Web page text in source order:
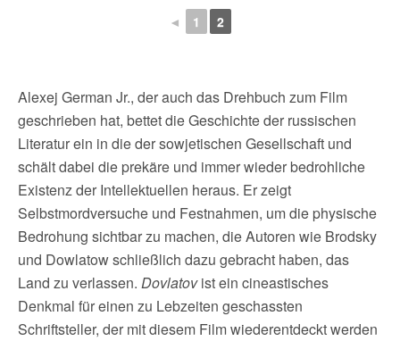
◄ 1 2
Alexej German Jr., der auch das Drehbuch zum Film
geschrieben hat, bettet die Geschichte der russischen
Literatur ein in die der sowjetischen Gesellschaft und
schält dabei die prekäre und immer wieder bedrohliche
Existenz der Intellektuellen heraus. Er zeigt
Selbstmordversuche und Festnahmen, um die physische
Bedrohung sichtbar zu machen, die Autoren wie Brodsky
und Dowlatow schließlich dazu gebracht haben, das
Land zu verlassen. Dovlatovist ein cineastisches
Denkmal für einen zu Lebzeiten geschassten
Schriftsteller, der mit diesem Film wiederentdeckt werden